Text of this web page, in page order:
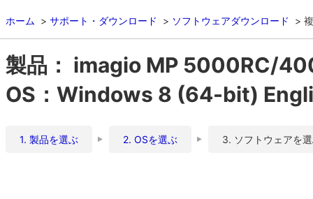
ホーム サポート・ダウンロード ソフトウェアダウンロード
製品： imagio MP 5000RC/
OS：Windows 8 (64-bit)
1. 製品を選ぶ 2. OSを選ぶ 3. ソフトウェアを